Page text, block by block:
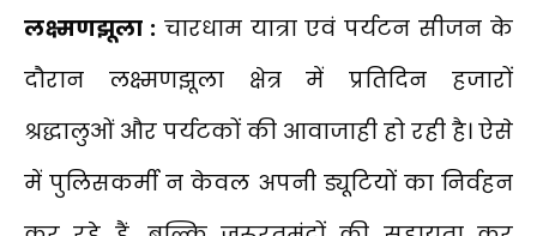
लक्ष्मणझूला : चारधाम यात्रा एवं पर्यटन सीजन के
दौरान लक्ष्मणझूला क्षेत्र में प्रतिदिन हजारों
श्रद्धालुओं और पर्यटकों की आवाजाही हो रही है। ऐसे
में पुलिसकर्मी न केवल अपनी ड्यूटियों का निर्वहन